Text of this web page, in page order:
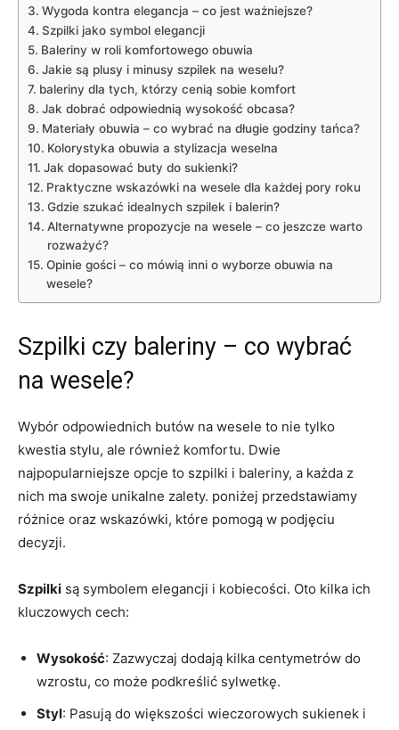
Wygoda kontra elegancja – co jest ważniejsze?
Szpilki jako symbol elegancji
Baleriny w roli komfortowego obuwia
Jakie są plusy i minusy szpilek na weselu?
baleriny dla tych, którzy cenią sobie komfort
Jak dobrać odpowiednią wysokość obcasa?
Materiały obuwia – co wybrać na długie godziny tańca?
Kolorystyka obuwia a stylizacja weselna
Jak dopasować buty do sukienki?
Praktyczne wskazówki na wesele dla każdej pory roku
Gdzie szukać idealnych szpilek i balerin?
Alternatywne propozycje na wesele – co jeszcze warto
rozważyć?
Opinie gości – co mówią inni o wyborze obuwia na
wesele?
Szpilki czy baleriny – co wybrać
na wesele?
Wybór odpowiednich butów na wesele to nie tylko
kwestia stylu, ale również komfortu. Dwie
najpopularniejsze opcje to szpilki i baleriny, a każda z
nich ma swoje unikalne zalety. poniżej przedstawiamy
różnice oraz wskazówki, które pomogą w podjęciu
decyzji.
Szpilki są symbolem elegancji i kobiecości. Oto kilka ich
kluczowych cech:
Wysokość: Zazwyczaj dodają kilka centymetrów do
wzrostu, co może podkreślić sylwetkę.
Styl: Pasują do większości wieczorowych sukienek i